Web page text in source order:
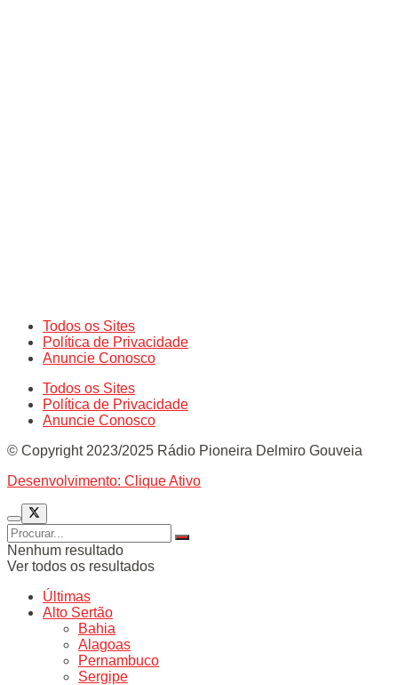
Todos os Sites
Política de Privacidade
Anuncie Conosco
Todos os Sites
Política de Privacidade
Anuncie Conosco
© Copyright 2023/2025 Rádio Pioneira Delmiro Gouveia
Desenvolvimento: Clique Ativo
Nenhum resultado
Ver todos os resultados
Últimas
Alto Sertão
Bahia
Alagoas
Pernambuco
Sergipe